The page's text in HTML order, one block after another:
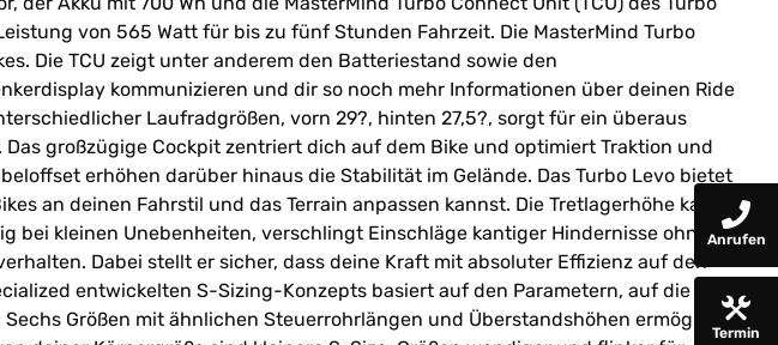
von 565 Watt für bis zu fünf Stunden Fahrzeit. Die MasterMind Turbo
Die TCU zeigt unter anderem den Batteriestand sowie den
kommunizieren und dir so noch mehr Informationen über deinen Ride
Laufradgrößen, vorn 29?, hinten 27,5?, sorgt für ein überaus
großzügige Cockpit zentriert dich auf dem Bike und optimiert Traktion und
erhöhen darüber hinaus die Stabilität im Gelände. Das Turbo Levo bietet
an deinen Fahrstil und das Terrain anpassen kannst. Die Tretlagerhöhe kann
bei kleinen Unebenheiten, verschlingt Einschläge kantiger Hindernisse ohne zu
Dabei stellt er sicher, dass deine Kraft mit absoluter Effizienz auf den
entwickelten S-Sizing-Konzepts basiert auf den Parametern, auf die es
Größen mit ähnlichen Steuerrohrlängen und Überstandshöhen ermöglichen
Anrufen
Termin